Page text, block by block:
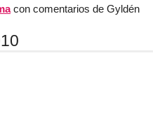
con comentarios de Gyldén